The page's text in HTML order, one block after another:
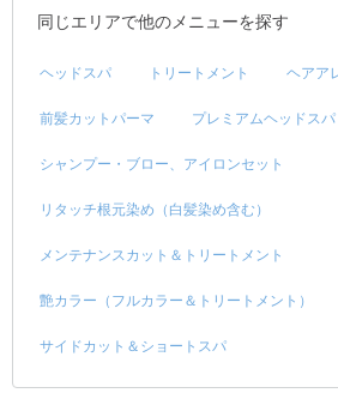
同じエリアで他のメニューを探す
ヘッドスパ トリートメント ヘアア
前髪カットパーマ プレミアムヘッドスパ
シャンプー・ブロー、アイロンセット
リタッチ根元染め（白髪染め含む）
メンテナンスカット＆トリートメント
艶カラー（フルカラー＆トリートメント）
サイドカット＆ショートスパ